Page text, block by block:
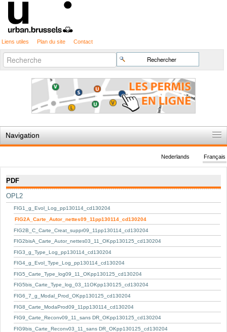
Liens utiles Plan du site Contact
Chercher par
Recherche
avancée…
Navigation
Règles du jeu
Permis d'urbanisme
Cartographie
Etudes et publications
Mots-clés
Renseignements urbanistiques
Français
Nederlands
PDF
OPL2
FIG1_g_Evol_Log_pp130114_cd130204
FIG2A_Carte_Autor_nettes09_11pp130114_cd130204
FIG2B_C_Carte_Creat_suppr09_11pp130114_cd130204
FIG2bisA_Carte_Autor_nettes03_11_OKpp130125_cd130204
FIG3_g_Type_Log_pp130114_cd130204
FIG4_g_Evol_Type_Log_pp130114_cd130204
FIG5_Carte_Type_log09_11_OKpp130125_cd130204
FIG5bis_Carte_Type_log_03_11OKpp130125_cd130204
FIG6_7_g_Modal_Prod_OKpp130125_cd130204
FIG8_Carte_ModaProd09_11pp130114_cd130204
FIG9_Carte_Reconv09_11_sans DR_OKpp130125_cd130204
FIG9bis_Carte_Reconv03_11_sans DR_OKpp130125_cd130204